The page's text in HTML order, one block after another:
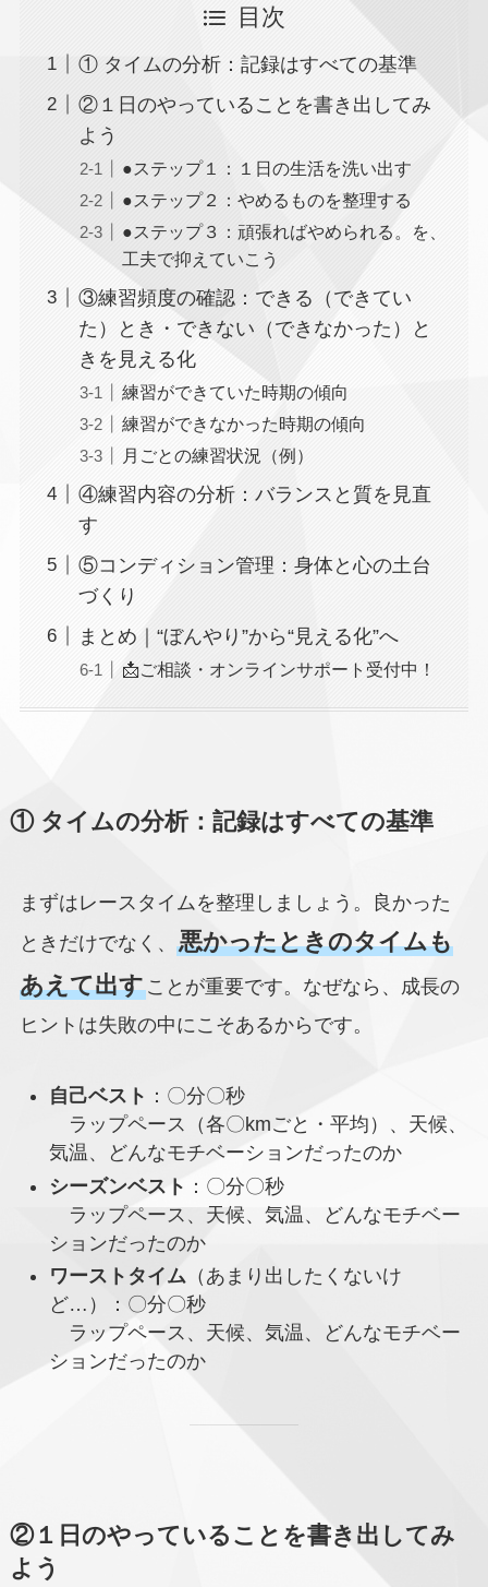
目次
① タイムの分析：記録はすべての基準
②１日のやっていることを書き出してみ
よう
●ステップ１：１日の生活を洗い出す
●ステップ２：やめるものを整理する
●ステップ３：頑張ればやめられる。を、
工夫で抑えていこう
③練習頻度の確認：できる（できてい
た）とき・できない（できなかった）と
きを見える化
練習ができていた時期の傾向
練習ができなかった時期の傾向
月ごとの練習状況（例）
④練習内容の分析：バランスと質を見直
す
⑤コンディション管理：身体と心の土台
づくり
まとめ｜“ぼんやり”から“見える化”へ
📩ご相談・オンラインサポート受付中！
① タイムの分析：記録はすべての基準
まずはレースタイムを整理しましょう。良かった
ときだけでなく、 悪かったときのタイムも
あえて出すことが重要です。なぜなら、成長の
ヒントは失敗の中にこそあるからです。
自己ベスト ：〇分〇秒
ラップペース（各〇kmごと・平均）、天候、
気温、どんなモチベーションだったのか
シーズンベスト ：〇分〇秒
ラップペース、天候、気温、どんなモチベー
ションだったのか
ワーストタイム（あまり出したくないけ
ど…）：〇分〇秒
ラップペース、天候、気温、どんなモチベー
ションだったのか
②１日のやっていることを書き出してみ
よう